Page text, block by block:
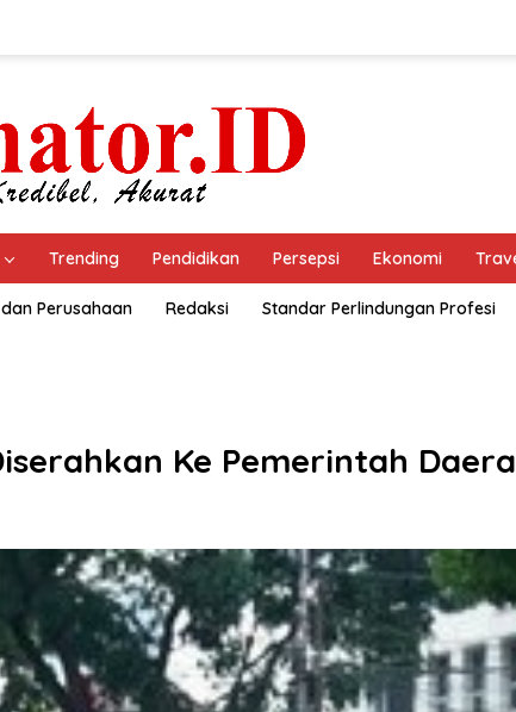
Trending Pendidikan Persepsi Ekonomi
Perusahaan Redaksi Standar Perlindungan Profesi
Ke Pemerintah